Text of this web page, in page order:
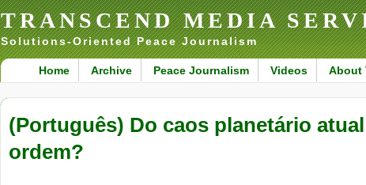
TRANSCEND MEDIA
Solutions-Oriented Peace Journalism
Home Archive Peace Journalism Videos About
(Português) Do caos planetário
ordem?